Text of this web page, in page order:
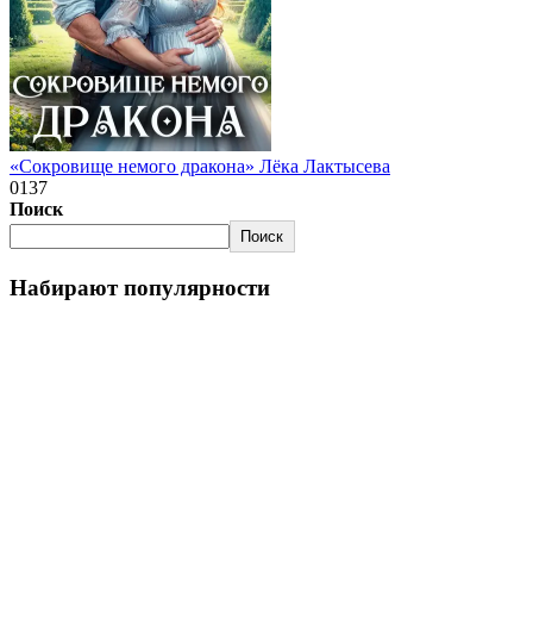
«Сокровище немого дракона» Лёка Лактысева
0137
Поиск
Поиск
Набирают популярности